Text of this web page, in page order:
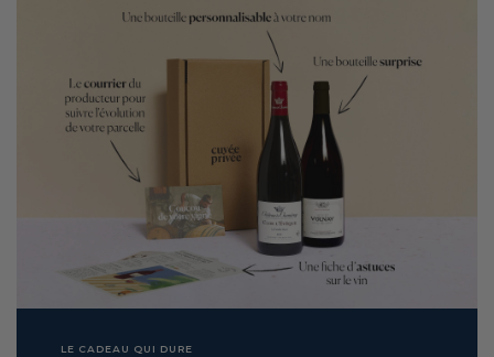
LE CADEAU QUI DURE